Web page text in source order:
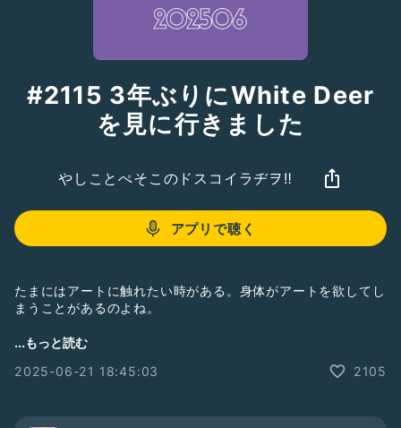
#2115 3年ぶりにWhite Deer
を見に行きました
やしことぺそこのドスコイラヂヲ‼︎
アプリで聴く
たまにはアートに触れたい時がある。身体がアートを欲してし
まうことがあるのよね。
東日本大震災をきっかけに始まった「リボーンアートフェステ
きました。
...もっと読む
2025-06-21 18:45:03
2105